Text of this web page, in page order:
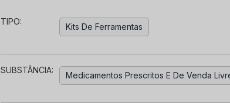
TIPO:
Kits De Ferramentas
SUBSTÂNCIA:
Medicamentos Prescritos E De Venda